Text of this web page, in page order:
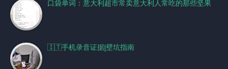
口袋单词：意大利超市常卖意大利人常吃的那些坚果
🇮🇹手机录音证据|壁坑指南